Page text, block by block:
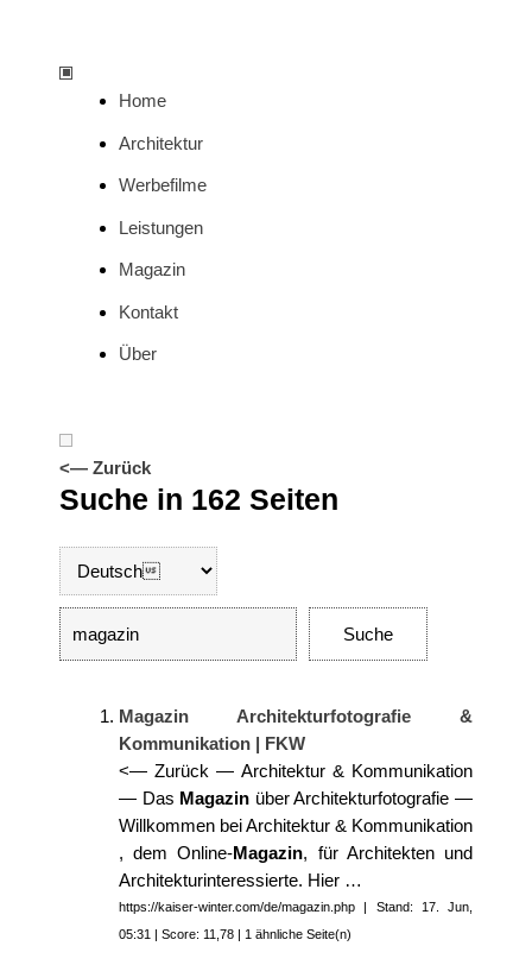
Home
Architektur
Werbefilme
Leistungen
Magazin
Kontakt
Über
<— Zurück
Suche in 162 Seiten
Magazin Architekturfotografie &
Kommunikation | FKW
<— Zurück — Architektur & Kommunikation
— Das Magazin über Architekturfotografie —
Willkommen bei Architektur & Kommunikation
, dem Online-Magazin, für Architekten und
Architekturinteressierte. Hier …
https://kaiser-winter.com/de/magazin.php | Stand: 17. Jun,
05:31 | Score: 11,78 | 1 ähnliche Seite(n)